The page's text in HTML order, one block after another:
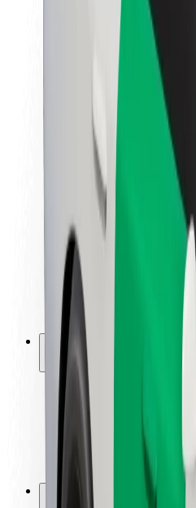
O společnosti Bolt
Udržitelnost podle Boltu
Projekt Zero
Tiskové centrum
Pokyny ke značce
Naše poslání
Vztahy s investory
Vedení
Značka
Média
Městský fond
Bezpečnost
Bezpečnost cestujících
Bezpečnost řidičů
Bezpečnost na koloběžce
Laboratoř bezpečnosti